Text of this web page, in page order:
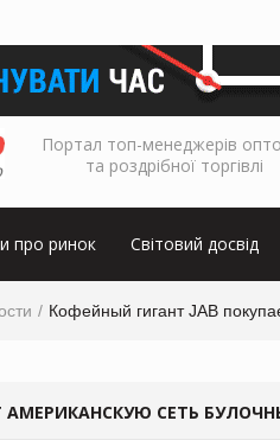
Портал топ-менеджерів
та роздрібної торгівлі
про ринок Світовий досвід
Кофейный гигант JAB
СЕТЬ БУЛОЧНЫХ